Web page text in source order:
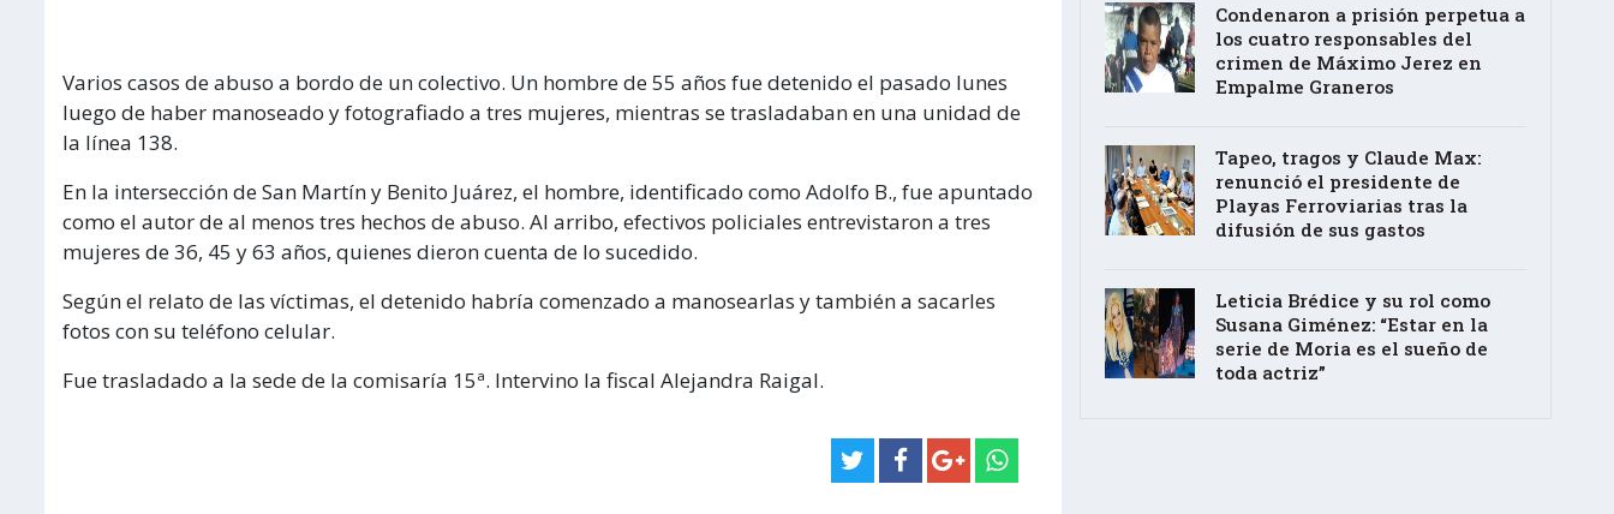
Varios casos de abuso a bordo de un colectivo. Un hombre de 55 años fue detenido el pasado lunes
luego de haber manoseado y fotografiado a tres mujeres, mientras se trasladaban en una unidad de
la línea 138.
En la intersección de San Martín y Benito Juárez, el hombre, identificado como Adolfo B., fue apuntado
como el autor de al menos tres hechos de abuso. Al arribo, efectivos policiales entrevistaron a tres
mujeres de 36, 45 y 63 años, quienes dieron cuenta de lo sucedido.
Según el relato de las víctimas, el detenido habría comenzado a manosearlas y también a sacarles
fotos con su teléfono celular.
Fue trasladado a la sede de la comisaría 15ª. Intervino la fiscal Alejandra Raigal.
Condenaron a prisión perpetua a
los cuatro responsables del
crimen de Máximo Jerez en
Empalme Graneros
Tapeo, tragos y Claude Max:
renunció el presidente de
Playas Ferroviarias tras la
difusión de sus gastos
Leticia Brédice y su rol como
Susana Giménez: “Estar en la
serie de Moria es el sueño de
toda actriz”